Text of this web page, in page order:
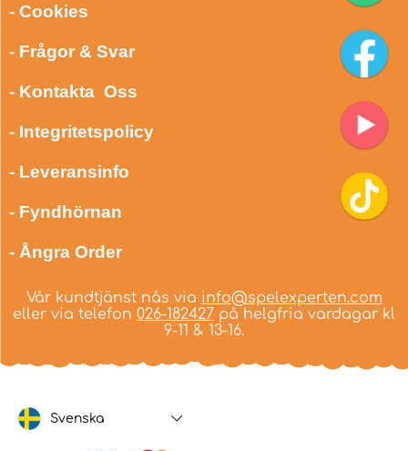
- Cookies
- Frågor & Svar
- Kontakta Oss
- Integritetspolicy
- Leveransinfo
- Fyndhörnan
- Ångra Order
Vår kundtjänst nås via info@spelexperten.com
eller via telefon 026-182427 på helgfria vardagar kl
9-11 & 13-16.
Svenska